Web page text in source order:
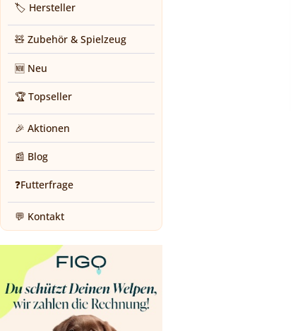
🏷️ Hersteller
🧸 Zubehör & Spielzeug
🆕 Neu
🏆 Topseller
🎉 Aktionen
📰 Blog
❓Futterfrage
💬 Kontakt